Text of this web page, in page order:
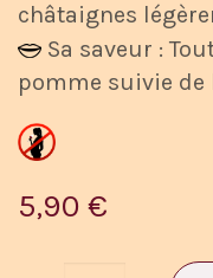
châtaignes
Sa saveur :
pomme suivie de
5,90 €